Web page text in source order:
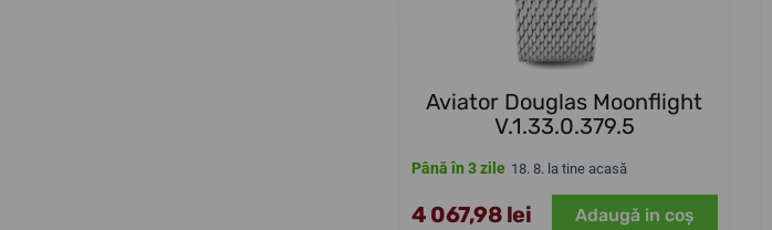
Aviator Douglas Moonflight
V.1.33.0.379.5
Până în 3 zile 18. 8. la tine acasă
4 067,98 lei Adaugă in coş